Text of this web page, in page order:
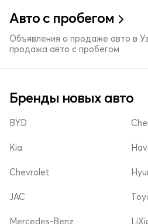
Авто с пробегом
Объявления о продаже авто в
продажа авто с пробегом
Бренды новых авто
BYD
Kia
Chevrolet
JAC
Mercedes-Benz